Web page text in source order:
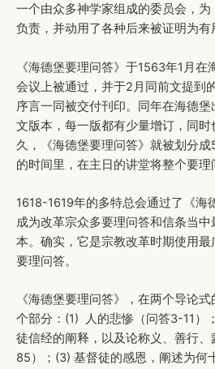
一个由众多神学家组成的委员会，
负责，并动用了各种后来被证明为有
《海德堡要理问答》于1563年1月
会议上被通过，并于2月同前文提到
序言一同被交付刊印。同年在海德
文版本，每一版都有少量增订，同
久，《海德堡要理问答》就被划分
的时间里，在主日的讲堂将整个要理
1618-1619年的多特总会通过了《海
成为改革宗众多要理问答和信条当
本。确实，它是宗教改革时期使用
要理问答。
《海德堡要理问答》，在两个导论
个部分：(1) 人的悲惨（问答3-11）
徒信经的阐释，以及论称义、善行
85）；(3) 基督徒的感恩，阐述为何